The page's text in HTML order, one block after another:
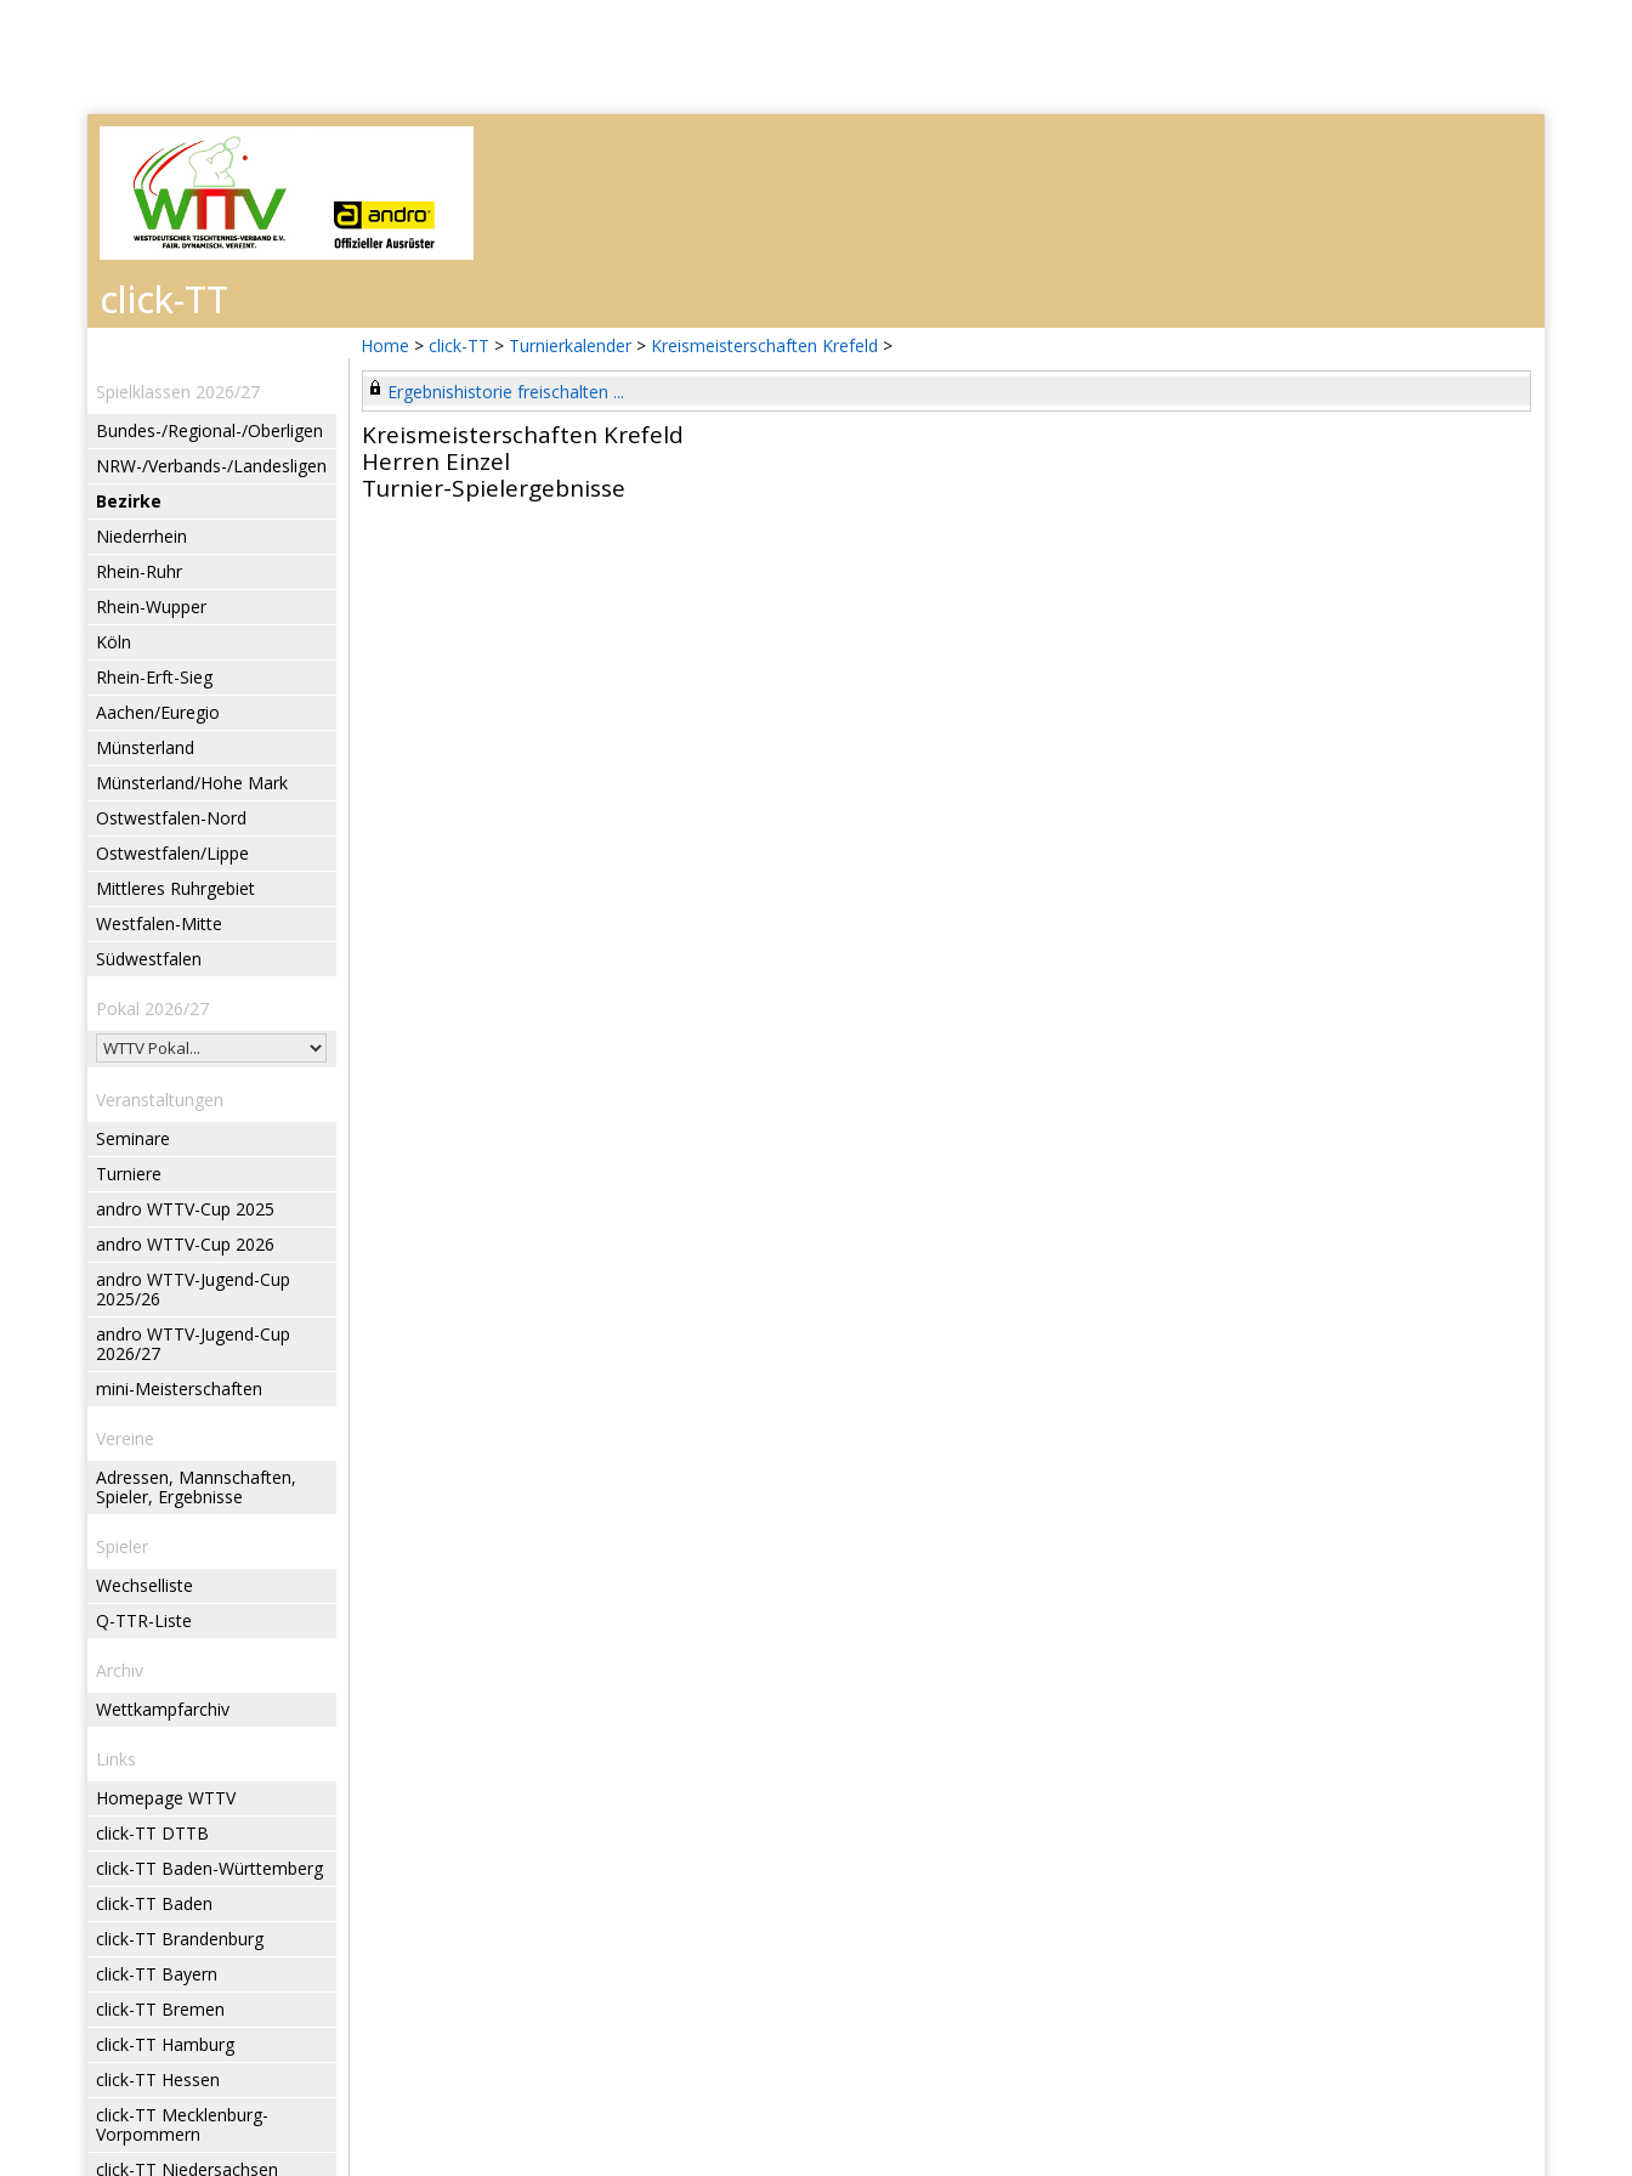
Home > click-TT > Turnierkalender > Kreismeisterschaften Krefeld >
Spielklassen 2026/27
Bundes-/Regional-/Oberligen
NRW-/Verbands-/Landesligen
Bezirke
Niederrhein
Rhein-Ruhr
Rhein-Wupper
Köln
Rhein-Erft-Sieg
Aachen/Euregio
Münsterland
Münsterland/Hohe Mark
Ostwestfalen-Nord
Ostwestfalen/Lippe
Mittleres Ruhrgebiet
Westfalen-Mitte
Südwestfalen
Pokal 2026/27
Veranstaltungen
Seminare
Turniere
andro WTTV-Cup 2025
andro WTTV-Cup 2026
andro WTTV-Jugend-Cup
2025/26
andro WTTV-Jugend-Cup
2026/27
mini-Meisterschaften
Vereine
Adressen, Mannschaften,
Spieler, Ergebnisse
Spieler
Wechselliste
Q-TTR-Liste
Archiv
Wettkampfarchiv
Links
Homepage WTTV
click-TT DTTB
click-TT Baden-Württemberg
click-TT Baden
click-TT Brandenburg
click-TT Bayern
click-TT Bremen
click-TT Hamburg
click-TT Hessen
click-TT Mecklenburg-
Vorpommern
click-TT Niedersachsen
Ergebnishistorie freischalten ...
Kreismeisterschaften Krefeld
Herren Einzel
Turnier-Spielergebnisse